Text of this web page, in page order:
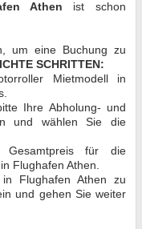
Athen ist schon
um eine Buchung zu
SCHRITTEN:
Mietmodell in
Ihre Abholung- und
und wählen Sie die
für die
Flughafen Athen.
Flughafen Athen zu
und gehen Sie weiter